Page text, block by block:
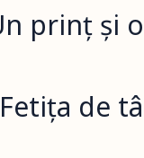
prinț și
de